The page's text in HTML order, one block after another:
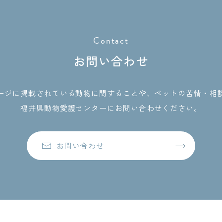
Contact
お問い合わせ
ジに掲載されている動物に関することや、ペットの苦情・相
福井県動物愛護センターにお問い合わせください。
お問い合わせ